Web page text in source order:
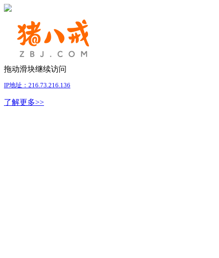
拖动滑块继续访问
IP地址：216.73.216.136
了解更多>>